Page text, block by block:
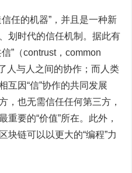
任的机器”，并且是一种新
划时代的信任机制。据此有
”（contrust，common
人与人之间的协作；而人类
互因“信”协作的共同发展
，也无需信任任何第三方，
要的“价值”所在。此外，
块链可以以更大的“编程”力